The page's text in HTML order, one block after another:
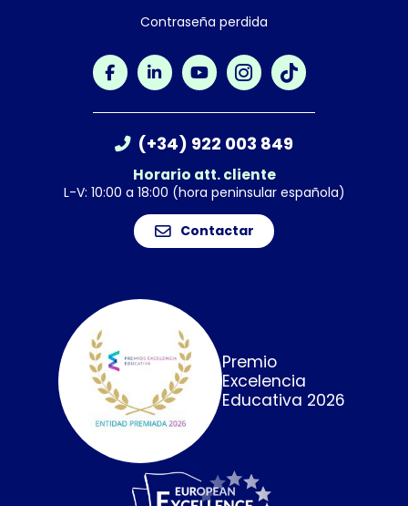
Contraseña perdida
(+34) 922 003 849
Horario att. cliente
L-V: 10:00 a 18:00 (hora peninsular española)
Contactar
Premio
Excelencia
Educativa 2026